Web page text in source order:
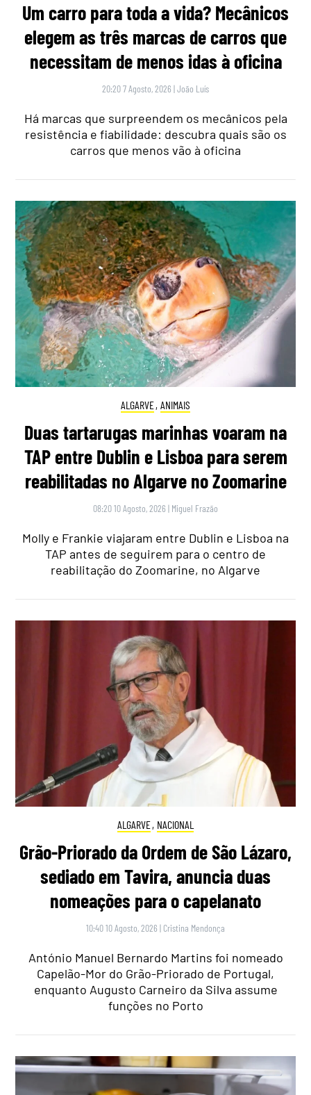
Um carro para toda a vida? Mecânicos
elegem as três marcas de carros que
necessitam de menos idas à oficina
20:20 7 Agosto, 2026 |João Luís
Há marcas que surpreendem os mecânicos pela
resistência e fiabilidade: descubra quais são os
carros que menos vão à oficina
ALGARVE, ANIMAIS
Duas tartarugas marinhas voaram na
TAP entre Dublin e Lisboa para serem
reabilitadas no Algarve no Zoomarine
08:20 10 Agosto, 2026 | Miguel Frazão
Molly e Frankie viajaram entre Dublin e Lisboa na
TAP antes de seguirem para o centro de
reabilitação do Zoomarine, no Algarve
ALGARVE, NACIONAL
Grão-Priorado da Ordem de São Lázaro,
sediado em Tavira, anuncia duas
nomeações para o capelanato
10:40 10 Agosto, 2026 | Cristina Mendonça
António Manuel Bernardo Martins foi nomeado
Capelão-Mor do Grão-Priorado de Portugal,
enquanto Augusto Carneiro da Silva assume
funções no Porto